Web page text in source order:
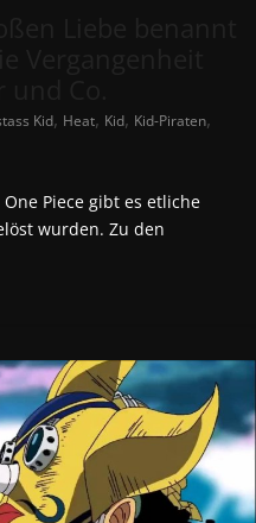
Kid, Heat, Kid, Kid-Piraten,
Piece gibt es etliche
wurden. Zu den